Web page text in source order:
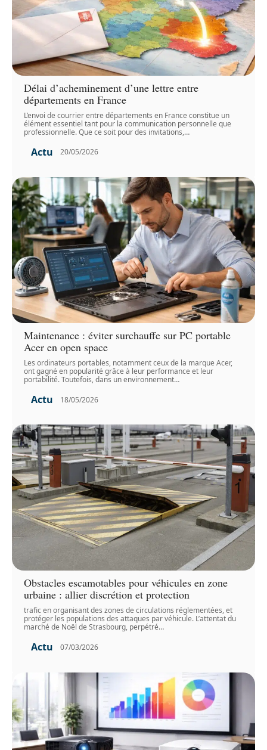
Délai d’acheminement d’une lettre entre
départements en France
L’envoi de courrier entre départements en France constitue un
élément essentiel tant pour la communication personnelle que
professionnelle. Que ce soit pour des invitations,…
Actu 20/05/2026
Maintenance : éviter surchauffe sur PC portable
Acer en open space
Les ordinateurs portables, notamment ceux de la marque Acer,
ont gagné en popularité grâce à leur performance et leur
portabilité. Toutefois, dans un environnement…
Actu 18/05/2026
Obstacles escamotables pour véhicules en zone
urbaine : allier discrétion et protection
trafic en organisant des zones de circulations réglementées, et
protéger les populations des attaques par véhicule. L’attentat du
marché de Noël de Strasbourg, perpétré…
Actu 07/03/2026